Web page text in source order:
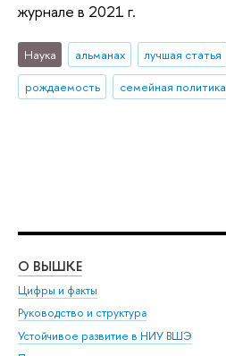
журнале в 2021 г.
Наука альманах лучшая статья
рождаемость
семейная политика
О ВЫШКЕ
Цифры и факты
Руководство и структура
Устойчивое развитие в НИУ ВШЭ